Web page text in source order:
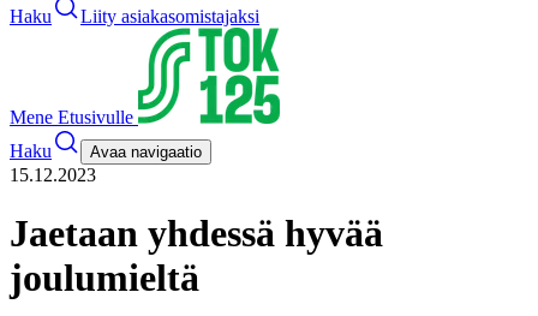
Haku Liity asiakasomistajaksi
Mene Etusivulle
Haku
Avaa navigaatio
15.12.2023
Jaetaan yhdessä hyvää
joulumieltä